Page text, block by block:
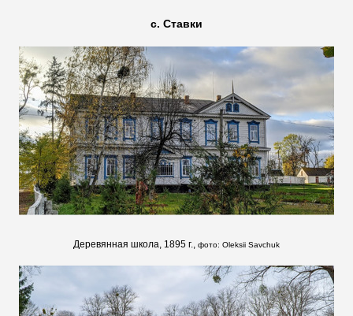
с. Ставки
Деревянная школа, 1895 г., фото: Oleksii Savchuk